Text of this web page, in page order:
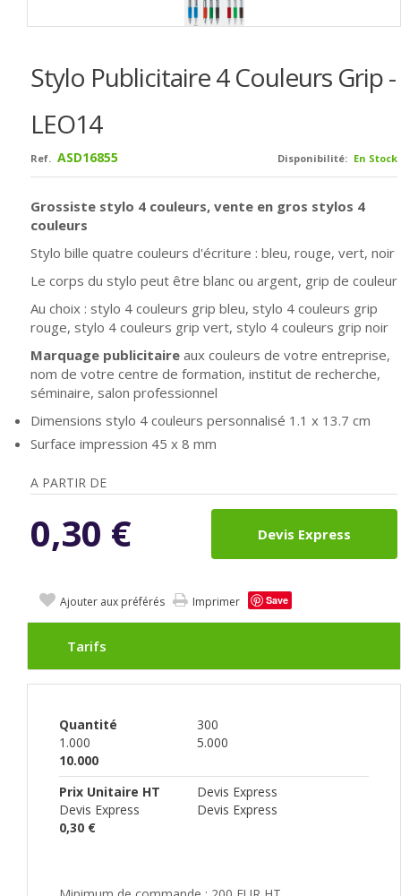
Stylo Publicitaire 4 Couleurs Grip -
LEO14
Disponibilité: En Stock
Ref. ASD16855
Grossiste stylo 4 couleurs, vente en gros stylos 4
couleurs
Stylo bille quatre couleurs d'écriture : bleu, rouge, vert, noir
Le corps du stylo peut être blanc ou argent, grip de couleur
Au choix : stylo 4 couleurs grip bleu, stylo 4 couleurs grip
rouge, stylo 4 couleurs grip vert, stylo 4 couleurs grip noir
Marquage publicitaire aux couleurs de votre entreprise,
nom de votre centre de formation, institut de recherche,
séminaire, salon professionnel
Dimensions stylo 4 couleurs personnalisé 1.1 x 13.7 cm
Surface impression 45 x 8 mm
A PARTIR DE
0,30 € Devis Express
Ajouter aux préférés Imprimer Save
Tarifs
Quantité
300
1.000
5.000
10.000
Prix Unitaire HT
Devis Express
Devis Express
Devis Express
0,30 €